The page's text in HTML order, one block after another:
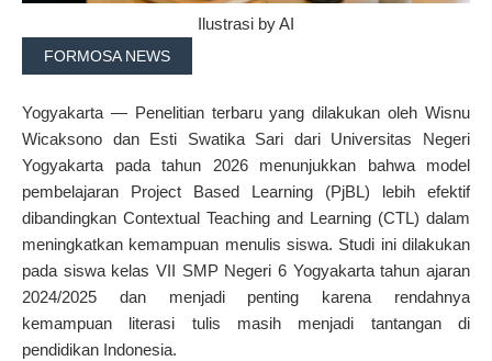
Ilustrasi by AI
FORMOSA NEWS
Yogyakarta — Penelitian terbaru yang dilakukan oleh Wisnu
Wicaksono dan Esti Swatika Sari dari Universitas Negeri
Yogyakarta pada tahun 2026 menunjukkan bahwa model
pembelajaran Project Based Learning (PjBL) lebih efektif
dibandingkan Contextual Teaching and Learning (CTL) dalam
meningkatkan kemampuan menulis siswa. Studi ini dilakukan
pada siswa kelas VII SMP Negeri 6 Yogyakarta tahun ajaran
2024/2025 dan menjadi penting karena rendahnya
kemampuan literasi tulis masih menjadi tantangan di
pendidikan Indonesia.